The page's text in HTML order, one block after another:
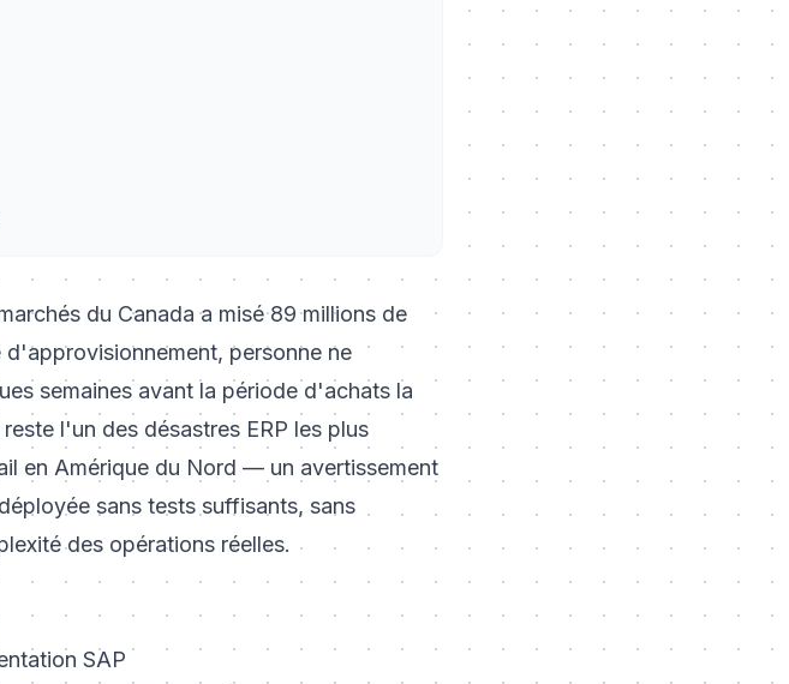
du Canada a misé 89 millions de
d'approvisionnement, personne ne
semaines avant la période d'achats la
l'un des désastres ERP les plus
en Amérique du Nord — un avertissement
sans tests suffisants, sans
des opérations réelles.
SAP